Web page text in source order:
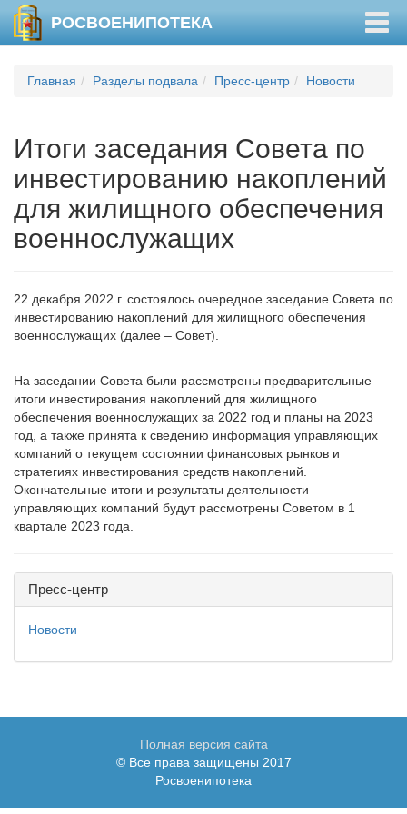
РОСВОЕНИПОТЕКА
Главная Разделы подвала Пресс-центр Новости
Итоги заседания Совета по
инвестированию накоплений
для жилищного обеспечения
военнослужащих
22 декабря 2022 г. состоялось очередное заседание Совета по
инвестированию накоплений для жилищного обеспечения
военнослужащих (далее – Совет).
На заседании Совета были рассмотрены предварительные
итоги инвестирования накоплений для жилищного
обеспечения военнослужащих за 2022 год и планы на 2023
год, а также принята к сведению информация управляющих
компаний о текущем состоянии финансовых рынков и
стратегиях инвестирования средств накоплений.
Окончательные итоги и результаты деятельности
управляющих компаний будут рассмотрены Советом в 1
квартале 2023 года.
Пресс-центр
Новости
Полная версия сайта
© Все права защищены 2017
Росвоенипотека